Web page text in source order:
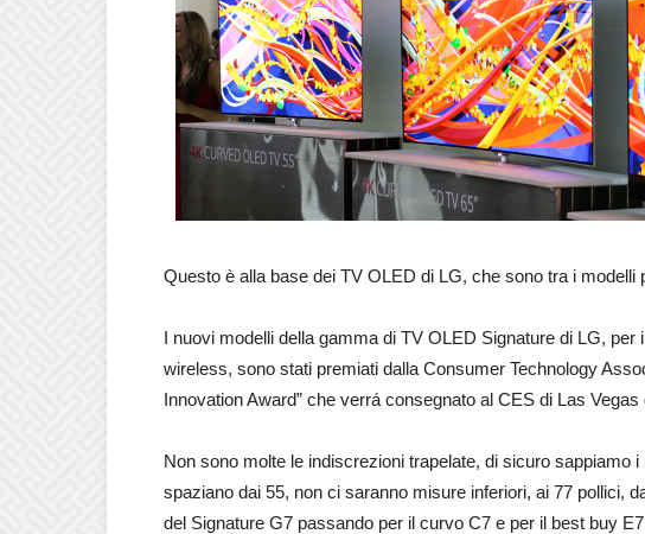
Questo è alla base dei TV OLED di LG, che sono tra i modelli
I nuovi modelli della gamma di TV OLED Signature di LG,
wireless, sono stati premiati dalla Consumer Technology
Innovation Award” che verrá consegnato al CES di Las
Non sono molte le indiscrezioni trapelate, di sicuro sappiamo
spaziano dai 55, non ci saranno misure inferiori, ai 77 pollici,
del Signature G7 passando per il curvo C7 e per il best buy